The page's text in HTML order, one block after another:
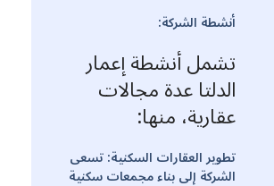
أنشطة الشركة:
تشمل أنشطة إعمار
الدلتا عدة مجالات
عقارية، منها:
تطوير العقارات السكنية: تسعى
الشركة إلى بناء مجمعات سكنية